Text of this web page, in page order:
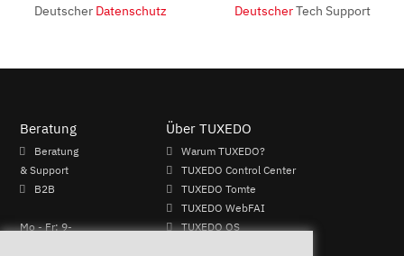
Deutscher Datenschutz DeutscherTech Support
Beratung
Beratung
& Support
B2B
Mo - Fr: 9-
Über TUXEDO
Warum TUXEDO?
TUXEDO Control Center
TUXEDO Tomte
TUXEDO WebFAI
TUXEDO OS